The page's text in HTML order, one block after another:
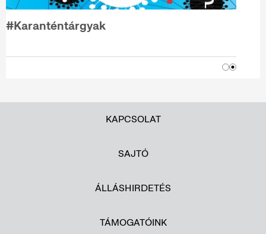
#Karanténtárgyak
KAPCSOLAT
SAJTÓ
ÁLLÁSHIRDETÉS
TÁMOGATÓINK